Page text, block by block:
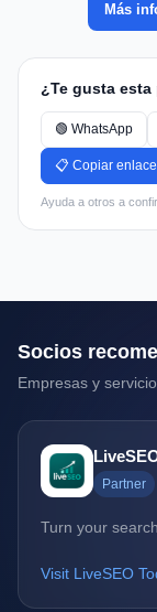
Más
¿Te gusta esta
🟢 WhatsApp
📋 Copiar enlace
Ayuda a otros a
Socios
Empresas y
Partner
Turn your
Visit LiveSEO